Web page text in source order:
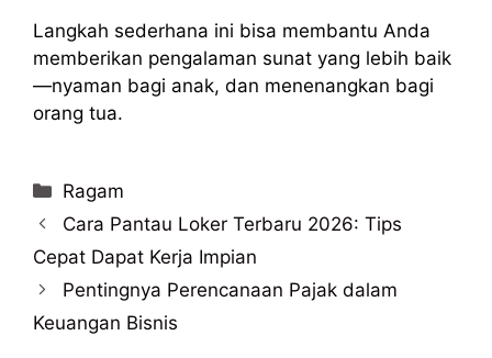
Langkah sederhana ini bisa membantu Anda
memberikan pengalaman sunat yang lebih baik
—nyaman bagi anak, dan menenangkan bagi
orang tua.
Categories
Ragam
Cara Pantau Loker Terbaru 2026: Tips
Cepat Dapat Kerja Impian
Pentingnya Perencanaan Pajak dalam
Keuangan Bisnis